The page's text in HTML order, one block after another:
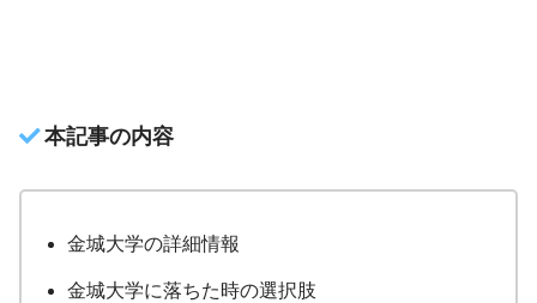
本記事の内容
金城大学の詳細情報
金城大学に落ちた時の選択肢